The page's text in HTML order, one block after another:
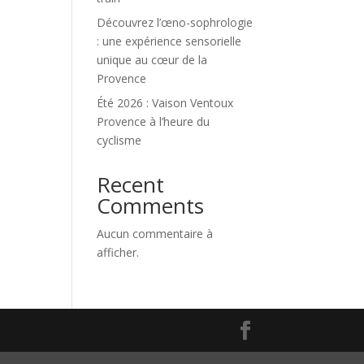
Découvrez l’œno-sophrologie
: une expérience sensorielle
unique au cœur de la
Provence
Été 2026 : Vaison Ventoux
Provence à l’heure du
cyclisme
Recent
Comments
Aucun commentaire à
afficher.